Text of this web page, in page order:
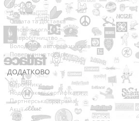
Про нас
Доставка
Оплата та Доставка
Условия соглашения
Співробітництво
Володарям авторських прав
Повернення товарів
ДОДАТКОВО
Виробники
Подарункові сертифікати
Партнерська програма
Акції